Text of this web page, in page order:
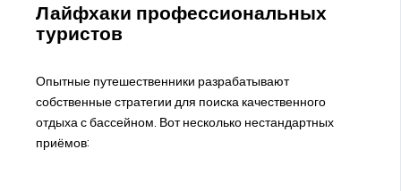
Лайфхаки профессиональных
туристов
Опытные путешественники разрабатывают
собственные стратегии для поиска качественного
отдыха с бассейном. Вот несколько нестандартных
приёмов: